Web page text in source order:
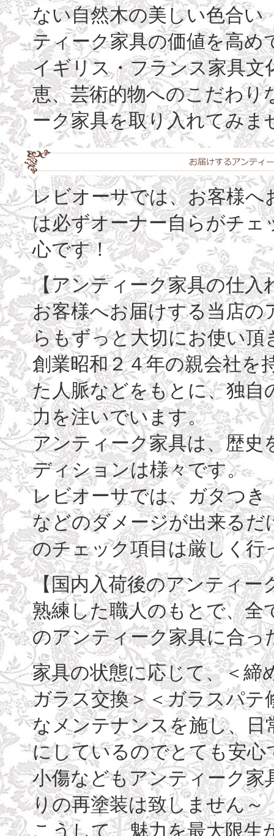
ない自然木の美しい色合い
ティーク家具の価値を高め
イギリス・フランス家具文
恵、芸術的物へのこだわ
ーク家具を取り入れてみま
レビオーサでは、お客様
は必ずオーナー自らがチ
心です！
【アンティーク家具の仕
お客様へお届けする当店
らもずっと大切にお使い
創業昭和２４年の親会社を
た人脈などをもとに、独自
力を注いでいます。
アンティーク家具は、歴
ディションは様々です。
レビオーサでは、ガタつき
などのダメージが出来る
のチェック項目は厳しく
【国内入荷後のアンティ
熟練した職人のもとで、
のアンティーク家具に合
家具の状態に応じて、＜締
ガラス交換＞＜ガラスパテ
なメンテナンスを施し、
にしているのでとても安心
小傷などもアンティーク家
りの再塗装は致しません～
こうして、魅力を最大限